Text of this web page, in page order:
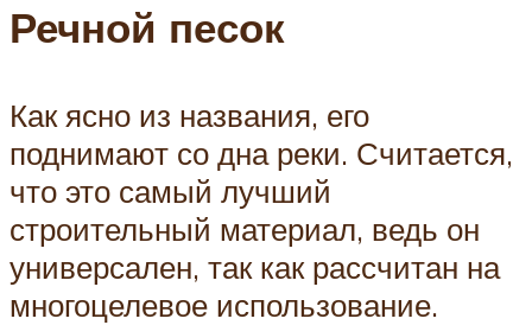
Речной песок
Как ясно из названия, его
поднимают со дна реки. Считается,
что это самый лучший
строительный материал, ведь он
универсален, так как рассчитан на
многоцелевое использование.